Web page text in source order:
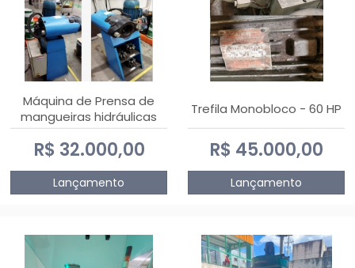
Máquina de Prensa de
mangueiras hidráulicas
PE50TF - 2017
R$ 32.000,00
Lançamento
Trefila Monobloco - 60 HP
R$ 45.000,00
Lançamento